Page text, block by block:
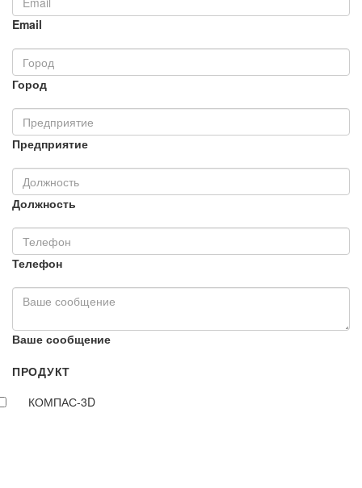
Email
Город
Предприятие
Должность
Телефон
Ваше сообщение
ПРОДУКТ
КОМПАС-3D